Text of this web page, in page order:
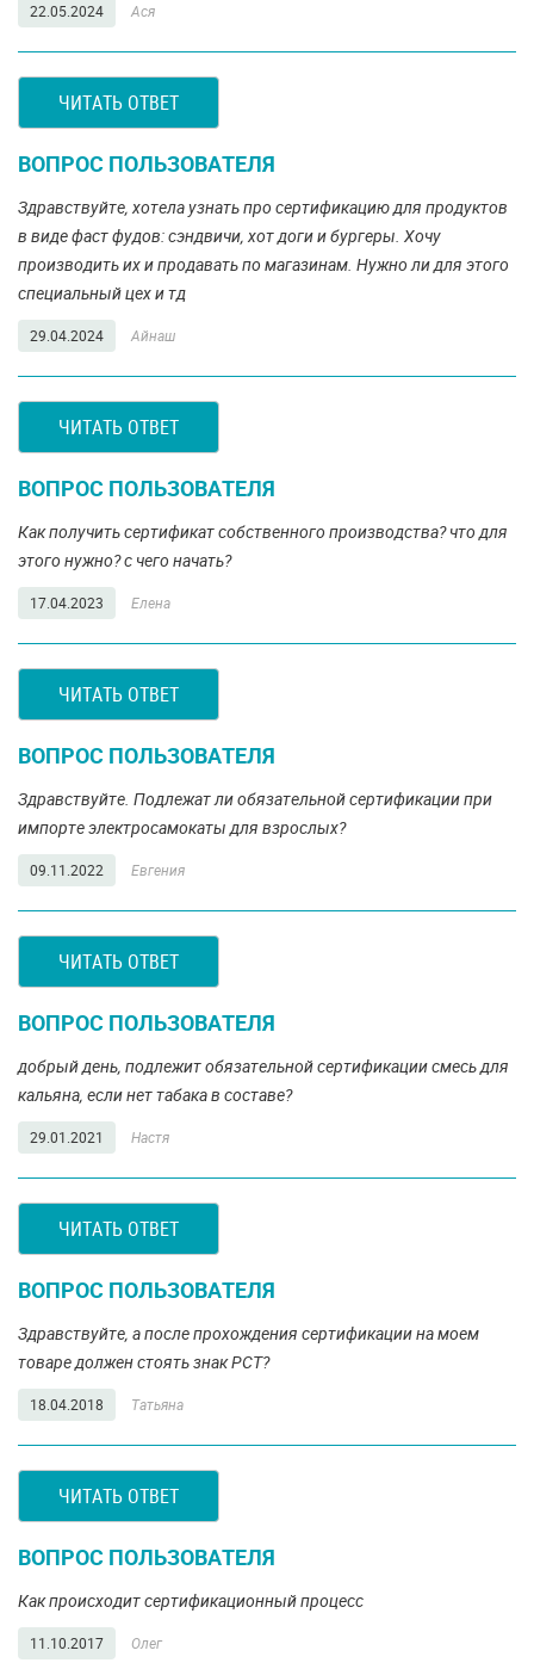
22.05.2024 Ася
ЧИТАТЬ ОТВЕТ
ВОПРОС ПОЛЬЗОВАТЕЛЯ
Здравствуйте, хотела узнать про сертификацию для продуктов
в виде фаст фудов: сэндвичи, хот доги и бургеры. Хочу
производить их и продавать по магазинам. Нужно ли для этого
специальный цех и тд
29.04.2024 Айнаш
ЧИТАТЬ ОТВЕТ
ВОПРОС ПОЛЬЗОВАТЕЛЯ
Как получить сертификат собственного производства? что для
этого нужно? с чего начать?
17.04.2023 Елена
ЧИТАТЬ ОТВЕТ
ВОПРОС ПОЛЬЗОВАТЕЛЯ
Здравствуйте. Подлежат ли обязательной сертификации при
импорте электросамокаты для взрослых?
09.11.2022 Евгения
ЧИТАТЬ ОТВЕТ
ВОПРОС ПОЛЬЗОВАТЕЛЯ
добрый день, подлежит обязательной сертификации смесь для
кальяна, если нет табака в составе?
29.01.2021 Настя
ЧИТАТЬ ОТВЕТ
ВОПРОС ПОЛЬЗОВАТЕЛЯ
Здравствуйте, а после прохождения сертификации на моем
товаре должен стоять знак РСТ?
18.04.2018 Татьяна
ЧИТАТЬ ОТВЕТ
ВОПРОС ПОЛЬЗОВАТЕЛЯ
Как происходит сертификационный процесс
11.10.2017 Олег